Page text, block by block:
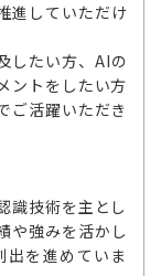
進していただけ
したい方、AIの
ントをしたい方
ご活躍いただき
識技術を主とし
や強みを活かし
を進めていま